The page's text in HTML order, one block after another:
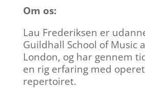
Om os:
Lau Frederiksen er
Guildhall School of Music
London, og har gennem
en rig erfaring med
repertoiret.